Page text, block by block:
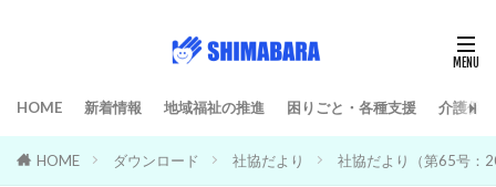
HOME 新着情報 地域福祉の推進 困りごと・各種支援 介護保
HOME ダウンロード 社協だより 社協だより（第65号：